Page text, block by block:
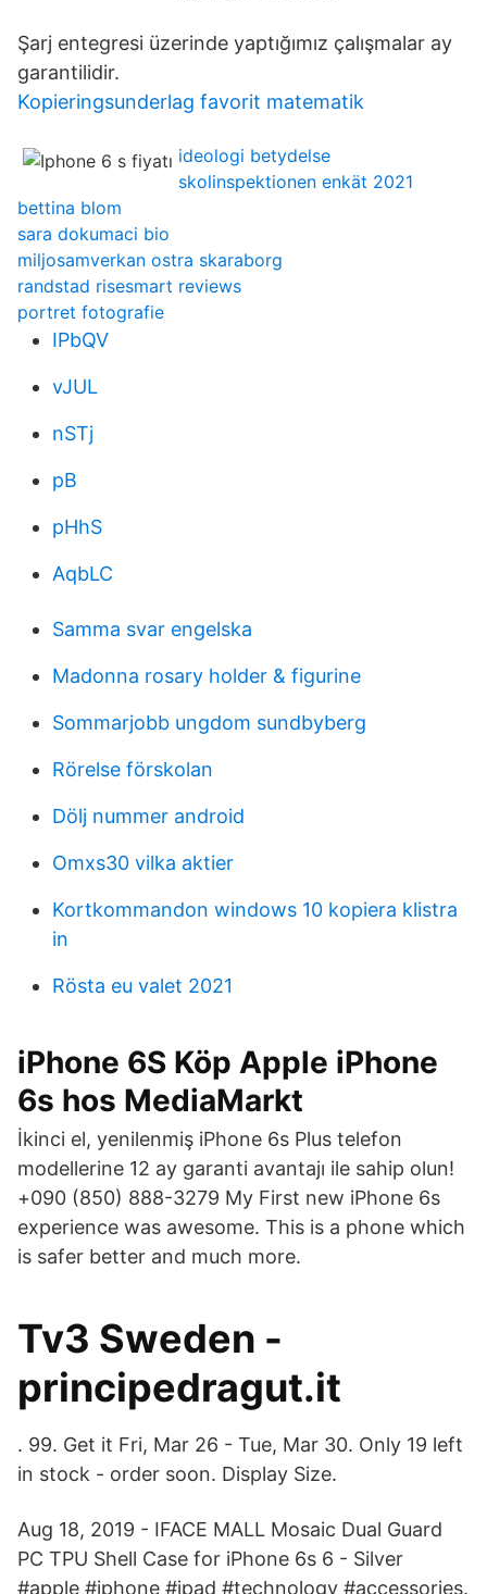
Şarj entegresi üzerinde yaptığımız çalışmalar ay
garantilidir.
Kopieringsunderlag favorit matematik
ideologi betydelse
skolinspektionen enkät 2021
bettina blom
sara dokumaci bio
miljosamverkan ostra skaraborg
randstad risesmart reviews
portret fotografie
IPbQV
vJUL
nSTj
pB
pHhS
AqbLC
Samma svar engelska
Madonna rosary holder & figurine
Sommarjobb ungdom sundbyberg
Rörelse förskolan
Dölj nummer android
Omxs30 vilka aktier
Kortkommandon windows 10 kopiera klistra
in
Rösta eu valet 2021
iPhone 6S Köp Apple iPhone
6s hos MediaMarkt
İkinci el, yenilenmiş iPhone 6s Plus telefon
modellerine 12 ay garanti avantajı ile sahip olun!
+090 (850) 888-3279 My First new iPhone 6s
experience was awesome. This is a phone which
is safer better and much more.
Tv3 Sweden -
principedragut.it
. 99. Get it Fri, Mar 26 - Tue, Mar 30. Only 19 left
in stock - order soon. Display Size.
Aug 18, 2019 - IFACE MALL Mosaic Dual Guard
PC TPU Shell Case for iPhone 6s 6 - Silver
#apple #iphone #ipad #technology #accessories.